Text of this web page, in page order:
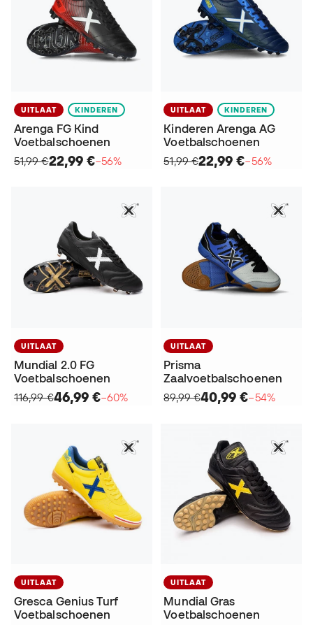
UITLAAT KINDEREN
Arenga FG Kind
Voetbalschoenen
51,99 €22,99 €−56%
UITLAAT KINDEREN
Kinderen Arenga AG
Voetbalschoenen
51,99 €22,99 €−56%
UITLAAT
Mundial 2.0 FG
Voetbalschoenen
116,99 €46,99 €−60%
UITLAAT
Prisma
Zaalvoetbalschoenen
89,99 €40,99 €−54%
UITLAAT
Gresca Genius Turf
Voetbalschoenen
UITLAAT
Mundial Gras
Voetbalschoenen